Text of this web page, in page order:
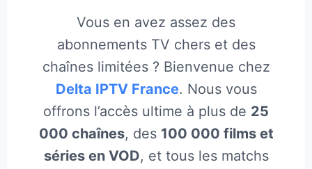
Vous en avez assez des
abonnements TV chers et des
chaînes limitées ? Bienvenue chez
Delta IPTV France. Nous vous
offrons l’accès ultime à plus de 25
000 chaînes, des 100 000 films et
séries en VOD, et tous les matchs